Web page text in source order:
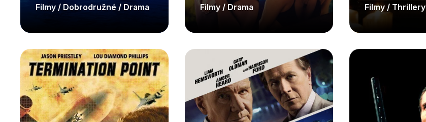
Filmy / Dobrodružné / Drama
Filmy / Drama
Filmy / Thrillery